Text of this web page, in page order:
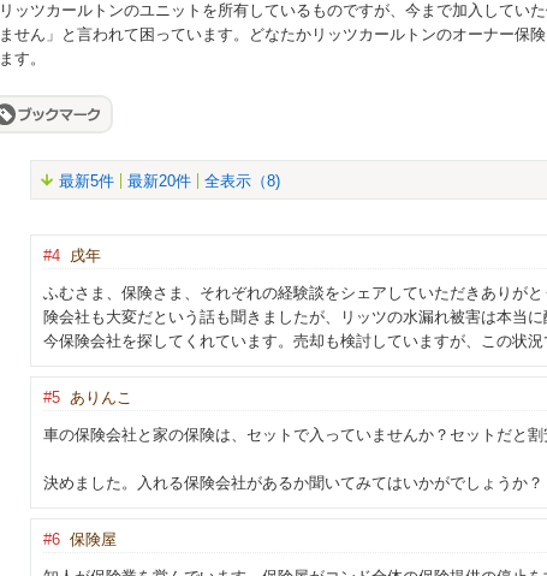
リッツカールトンのユニットを所有しているものですが、今まで加入してい
ません」と言われて困っています。どなたかリッツカールトンのオーナー保
ます。
最新5件 最新20件
全表示（8)
#4 戌年
ふむさま、保険さま、それぞれの経験談をシェアしていただきありが
険会社も大変だという話も聞きましたが、リッツの水漏れ被害は本当
今保険会社を探してくれています。売却も検討していますが、この状
#5 ありんこ
車の保険会社と家の保険は、セットで入っていませんか？セットだと
決めました。入れる保険会社があるか聞いてみてはいかがでしょうか？
#6 保険屋